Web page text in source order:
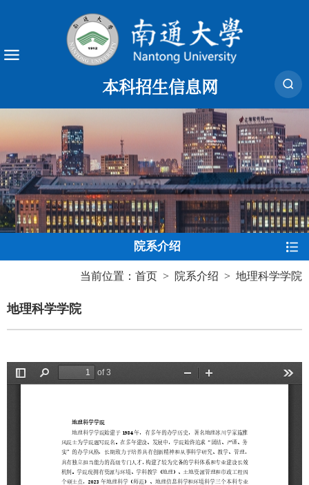
本科招生信息网
院系介绍
当前位置： 首页 > 院系介绍 > 地理科学学院
地理科学学院